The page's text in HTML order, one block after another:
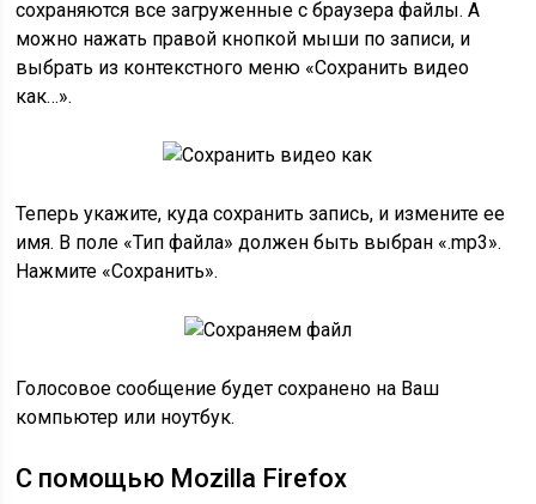
сохраняются все загруженные с браузера файлы. А
можно нажать правой кнопкой мыши по записи, и
выбрать из контекстного меню «Сохранить видео
как…».
Теперь укажите, куда сохранить запись, и измените ее
имя. В поле «Тип файла» должен быть выбран «.mp3».
Нажмите «Сохранить».
Голосовое сообщение будет сохранено на Ваш
компьютер или ноутбук.
С помощью Mozilla Firefox